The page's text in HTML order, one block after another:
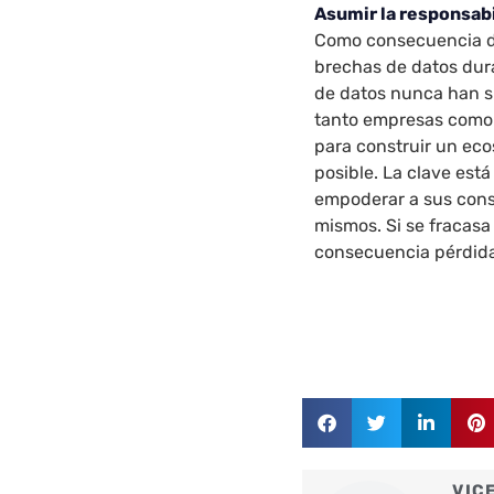
Asumir la
Como consecuencia
brechas de datos
de datos nunca han
tanto empresas
para construir un
posible. La clave
empoderar a sus
mismos. Si se
consecuencia